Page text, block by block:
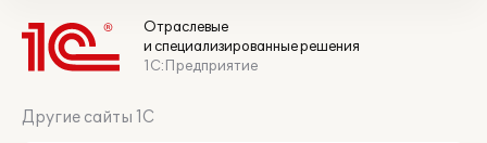
Отраслевые
и специализированные решения
1С:Предприятие
Другие сайты 1С